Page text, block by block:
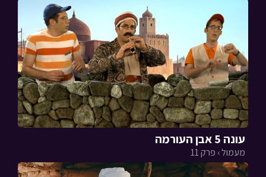
עונה 5 אבן העורמה
מעמול › פרק 11